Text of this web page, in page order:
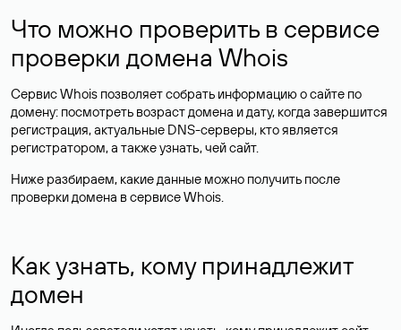
Что можно проверить в сервисе
проверки домена Whois
Сервис Whois позволяет собрать информацию о сайте по
домену: посмотреть возраст домена и дату, когда завершится
регистрация, актуальные DNS-серверы, кто является
регистратором, а также узнать, чей сайт.
Ниже разбираем, какие данные можно получить после
проверки домена в сервисе Whois.
Как узнать, кому принадлежит
домен